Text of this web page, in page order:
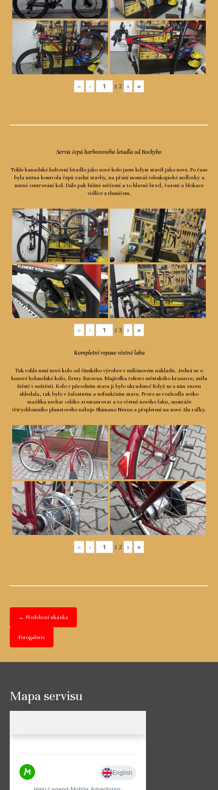
« ‹ z2 › »
Servis čepů karbonového letadla od Rockyho
Tohle kanadské kultovní letadlo jako nové kolo jsem kdysi stavěl jako nové. Po čase
byla nutná kontrola čepů zadní stavby, na přání montáž teleskopické sedlovky a
nutné centrování kol. Dále pak běžné seřízení a to hlavně brzd, řazení a blokace
vidlice s tlumičem.
« ‹ z3 › »
Kompletní repase včetně laku
Tak tohle není nové kolo od čínského výrobce v miliónovém nákladu. Jedná se o
kusové holandské kolo, firmy Batavus. Majitelka tohoto městského krasavce, měla
štěstí v neštěstí. Kolo v původním stavu ji bylo ukradeno! Když se s ním znovu
shledala, tak bylo v žalostném a nefunkčním stavu. Proto se rozhodla svého
mazlíka nechat celého zrestaurovat a to včetně nového laku, montáže
třírychlostního planetového náboje Shimano Nexus a přepletení na nové Alu ráfky.
« ‹ z2 › »
← Předchozí ukázka
Fotogalerie
Mapa servisu